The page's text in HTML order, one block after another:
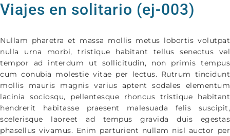
Viajes en solitario (ej-003)
Nullam pharetra et massa mollis metus lobortis volutpat
nulla urna morbi, tristique habitant tellus senectus vel
tempor ad interdum ut sollicitudin, non primis tempus
cum conubia molestie vitae per lectus. Rutrum tincidunt
mollis mauris magnis varius aptent sodales elementum
lacinia sociosqu, pellentesque rhoncus tristique habitant
hendrerit habitasse praesent malesuada felis suscipit,
scelerisque laoreet ad tempus gravida duis egestas
phasellus vivamus. Enim parturient nullam nisl auctor per